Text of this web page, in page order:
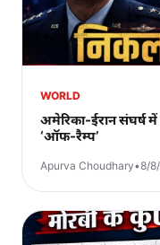
WORLD
अमेरिका-ईरान संघर्ष
‘ऑफ-रैम्प’
Apurva Choudhary•8/